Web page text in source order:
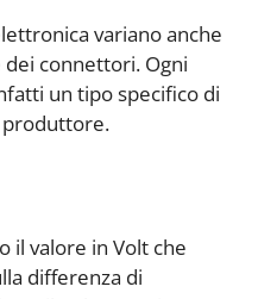
variano anche
dei connettori. Ogni
un tipo specifico di
produttore.
il valore in Volt che
differenza di